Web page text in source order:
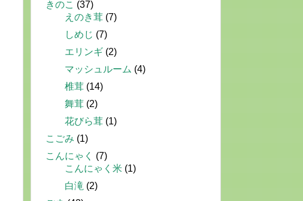
きのこ (37)
えのき茸 (7)
しめじ (7)
エリンギ (2)
マッシュルーム (4)
椎茸 (14)
舞茸 (2)
花びら茸 (1)
こごみ (1)
こんにゃく
(7)
こんにゃく米 (1)
白滝 (2)